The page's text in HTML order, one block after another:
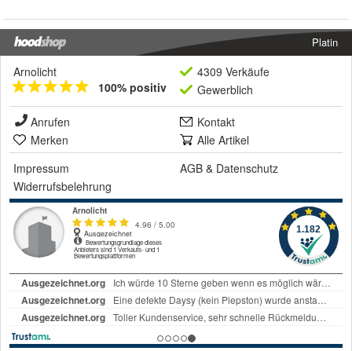
Platin
Arnolicht
100% positiv
4309 Verkäufe
Gewerblich
Anrufen
Kontakt
Merken
Alle Artikel
Impressum
AGB & Datenschutz
Widerrufsbelehrung